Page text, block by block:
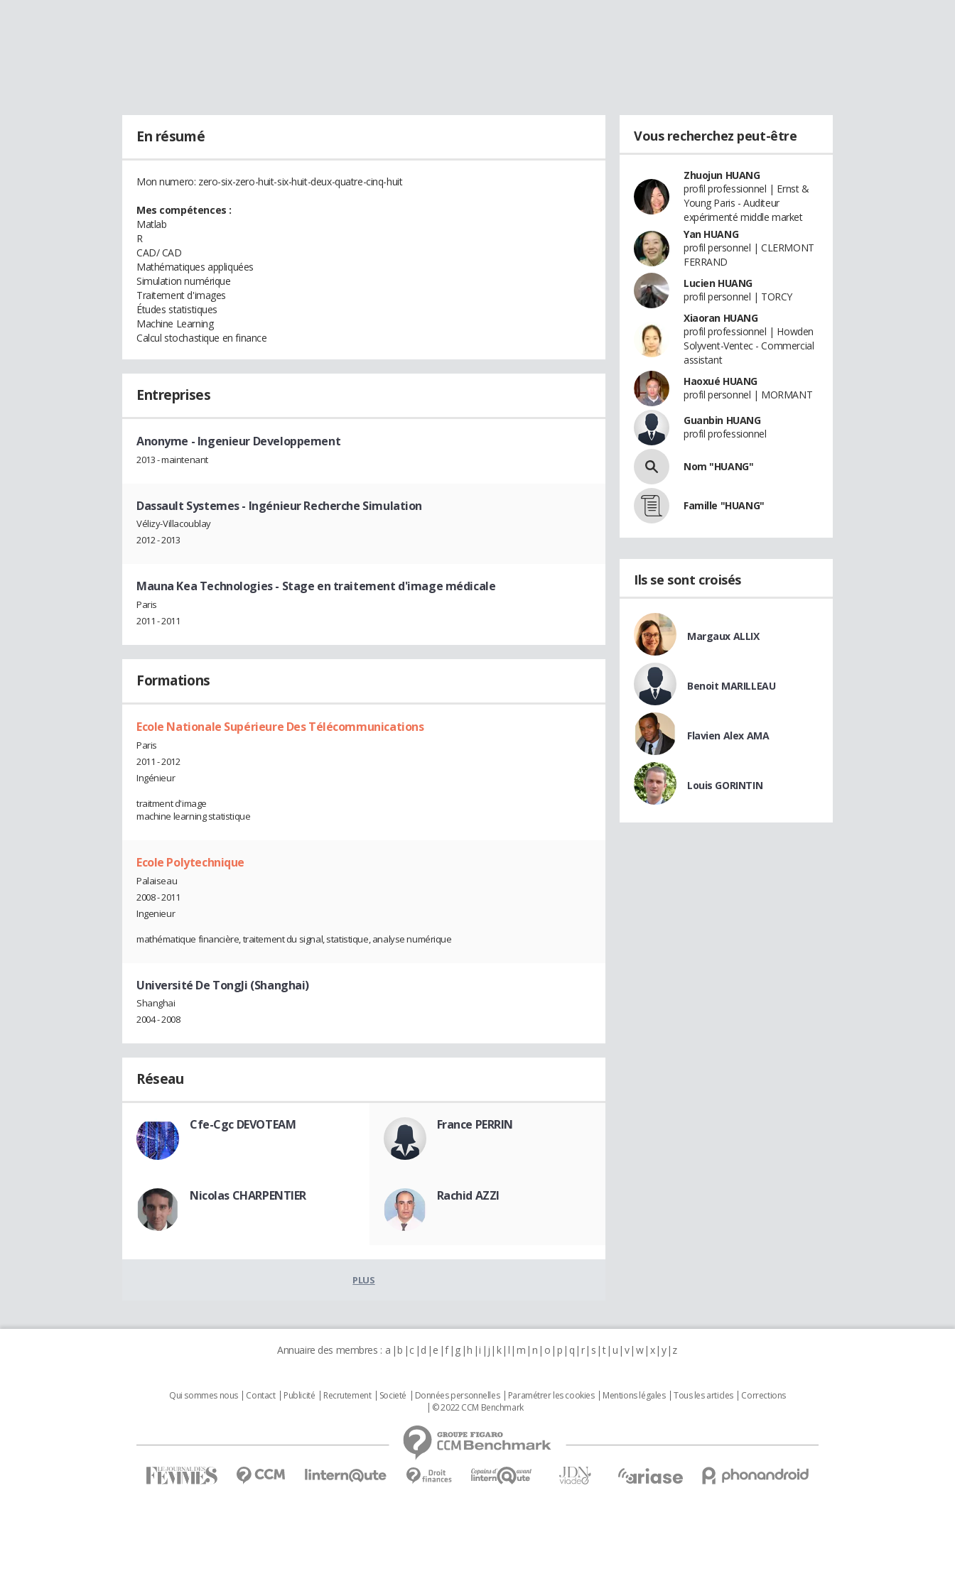
En résumé
Mon numero: zero-six-zero-huit-six-huit-deux-quatre-cinq-huit
Mes compétences :
Matlab
R
CAD/ CAD
Mathématiques appliquées
Simulation numérique
Traitement d'images
Études statistiques
Machine Learning
Calcul stochastique en finance
Entreprises
Anonyme - Ingenieur Developpement
2013 - maintenant
Dassault Systemes- Ingénieur Recherche Simulation
Vélizy-Villacoublay
2012 - 2013
Mauna Kea Technologies- Stage en traitement d'image médicale
Paris
2011 - 2011
Formations
Ecole Nationale Supérieure Des Télécommunications
Paris
2011 - 2012
Ingénieur
traitment d'image
machine learning statistique
Ecole Polytechnique
Palaiseau
2008 - 2011
Ingenieur
mathématique financière, traitement du signal, statistique, analyse numérique
Université De TongJi (Shanghai)
Shanghai
2004 - 2008
Réseau
Cfe-Cgc DEVOTEAM France PERRIN
Nicolas CHARPENTIER Rachid AZZI
PLUS
Vous recherchez peut-être
Zhuojun HUANG
profil professionnel | Ernst &
Young Paris - Auditeur
expérimenté middle market
Yan HUANG
profil personnel | CLERMONT
FERRAND
Lucien HUANG
profil personnel | TORCY
Xiaoran HUANG
profil professionnel | Howden
Solyvent-Ventec - Commercial
assistant
Haoxué HUANG
profil personnel | MORMANT
Guanbin HUANG
profil professionnel
Nom "HUANG"
Famille "HUANG"
Ils se sont croisés
Margaux ALLIX
Benoit MARILLEAU
Flavien Alex AMA
Louis GORINTIN
Annuaire des membres : a b c d e f g h i j k l m n o p q r s t u v w x y z
Qui sommes nous Contact Publicité Recrutement Societé Données personnelles Paramétrer les cookies Mentions légales Tous les articles
Corrections
© 2022 CCM Benchmark